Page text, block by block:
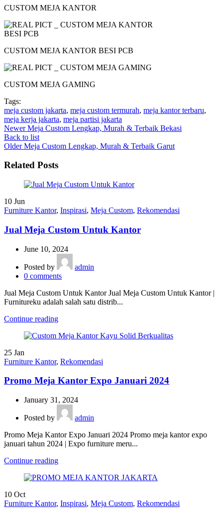
CUSTOM MEJA KANTOR
CUSTOM MEJA KANTOR BESI PCB
CUSTOM MEJA GAMING
Tags:
meja custom jakarta, meja custom termurah, meja kantor terbaru,
meja kerja jakarta, meja partisi jakarta
Newer Meja Custom Lengkap, Murah & Terbaik Bekasi
Back to list
Older Meja Custom Lengkap, Murah & Terbaik Garut
Related Posts
10 Jun
Furniture Kantor, Inspirasi, Meja Custom, Rekomendasi
Jual Meja Custom Untuk Kantor
June 10, 2024
Posted by
admin
0 comments
Jual Meja Custom Untuk Kantor Jual Meja Custom Untuk Kantor |
Furnitureku adalah salah satu distrib...
Continue reading
25 Jan
Furniture Kantor, Rekomendasi
Promo Meja Kantor Expo Januari 2024
January 31, 2024
Posted by
admin
Promo Meja Kantor Expo Januari 2024 Promo meja kantor expo
januari tahun 2024 | Expo furniture meru...
Continue reading
10 Oct
Furniture Kantor, Inspirasi, Meja Custom, Rekomendasi